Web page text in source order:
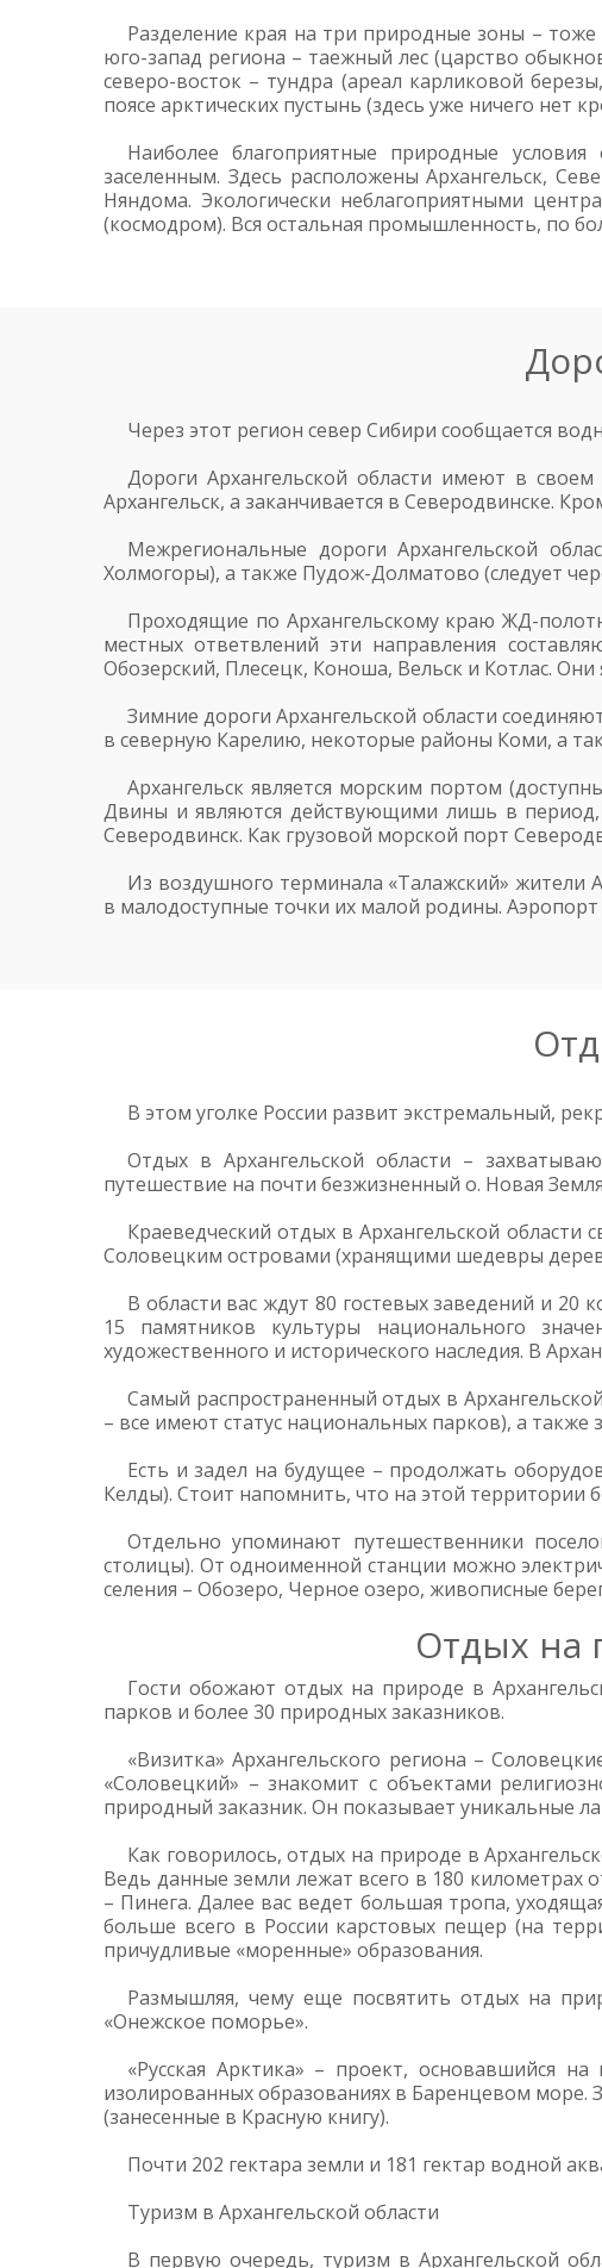
Разделение края на три природные зоны –
юго-запад региона – таежный лес (царство
северо-восток – тундра (ареал карликовой
поясе арктических пустынь (здесь уже ничего нет
Наиболее благоприятные природные
заселенным. Здесь расположены Архангельск,
Няндома. Экологически неблагоприятными
(космодром). Вся остальная промышленность, по
Через этот регион север Сибири сообщается
Дороги Архангельской области имеют в
Архангельск, а заканчивается в Северодвинске.
Межрегиональные дороги Архангельской
Холмогоры), а также Пудож-Долматово (следует
Проходящие по Архангельскому краю ЖД-
местных ответвлений эти направления
Обозерский, Плесецк, Коноша, Вельск и Котлас.
Зимние дороги Архангельской области
в северную Карелию, некоторые районы Коми, а
Архангельск является морским портом
Двины и являются действующими лишь в
Северодвинск. Как грузовой морской порт
Из воздушного терминала «Талажский» жители
в малодоступные точки их малой родины.
В этом уголке России развит экстремальный,
Отдых в Архангельской области –
путешествие на почти безжизненный о. Новая
Краеведческий отдых в Архангельской
Соловецким островами (хранящими шедевры
В области вас ждут 80 гостевых заведений и
15 памятников культуры национального
художественного и исторического наследия. В
Самый распространенный отдых в
– все имеют статус национальных парков), а также
Есть и задел на будущее – продолжать
Келды). Стоит напомнить, что на этой территории
Отдельно упоминают путешественники
столицы). От одноименной станции можно
селения – Обозеро, Черное озеро, живописные
Отдых на
Гости обожают отдых на природе в
парков и более 30 природных заказников.
«Визитка» Архангельского региона –
«Соловецкий» – знакомит с объектами
природный заказник. Он показывает уникальные
Как говорилось, отдых на природе в
Ведь данные земли лежат всего в 180 километрах
– Пинега. Далее вас ведет большая тропа,
больше всего в России карстовых пещер (на
причудливые «моренные» образования.
Размышляя, чему еще посвятить отдых на
«Онежское поморье».
«Русская Арктика» – проект, основавшийся
изолированных образованиях в Баренцевом
(занесенные в Красную книгу).
Почти 202 гектара земли и 181 гектар водной
Туризм в Архангельской области
В первую очередь, туризм в Архангельской